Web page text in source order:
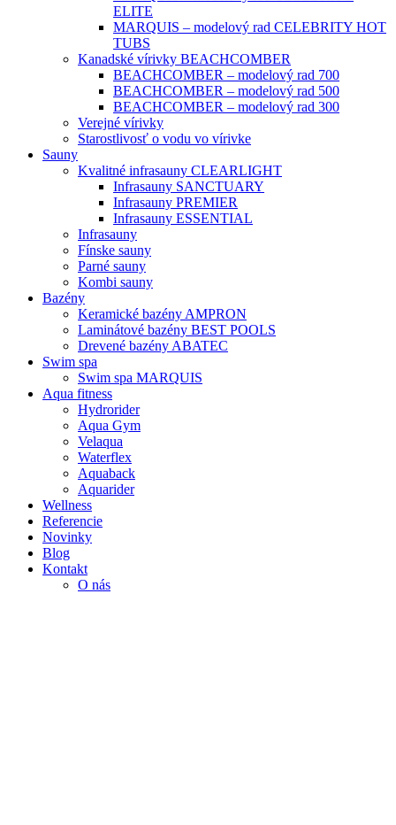
ELITE
MARQUIS – modelový rad CELEBRITY HOT
TUBS
Kanadské vírivky BEACHCOMBER
BEACHCOMBER – modelový rad 700
BEACHCOMBER – modelový rad 500
BEACHCOMBER – modelový rad 300
Verejné vírivky
Starostlivosť o vodu vo vírivke
Sauny
Kvalitné infrasauny CLEARLIGHT
Infrasauny SANCTUARY
Infrasauny PREMIER
Infrasauny ESSENTIAL
Infrasauny
Fínske sauny
Parné sauny
Kombi sauny
Bazény
Keramické bazény AMPRON
Laminátové bazény BEST POOLS
Drevené bazény ABATEC
Swim spa
Swim spa MARQUIS
Aqua fitness
Hydrorider
Aqua Gym
Velaqua
Waterflex
Aquaback
Aquarider
Wellness
Referencie
Novinky
Blog
Kontakt
O nás